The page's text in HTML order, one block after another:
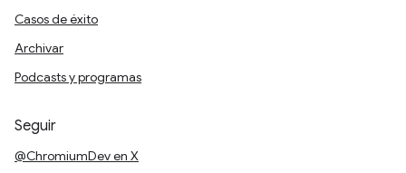
Casos de éxito
Archivar
Podcasts y programas
Seguir
@ChromiumDev en X